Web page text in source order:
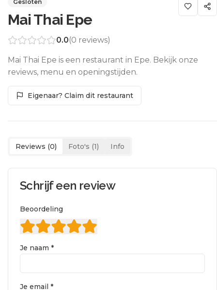
Gesloten
Mai Thai Epe
0.0(0 reviews)
Mai Thai Epe is een restaurant in Epe. Bekijk onze
reviews, menu en openingstijden.
Eigenaar? Claim dit restaurant
Reviews (0) Foto's (1) Info
Schrijf een review
Beoordeling
Je naam *
Je email *